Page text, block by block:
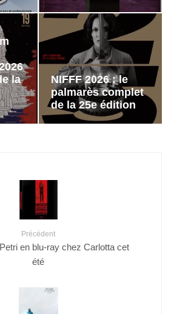
la
NIFFF 2026 : le
palmarès complet
de la 25e édition
Précédent
en blu-ray chez Carlotta cet
été